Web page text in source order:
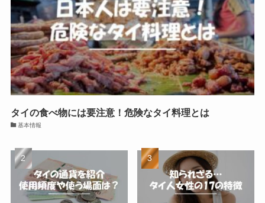
タイの食べ物には要注意！危険なタイ料理とは
基本情報